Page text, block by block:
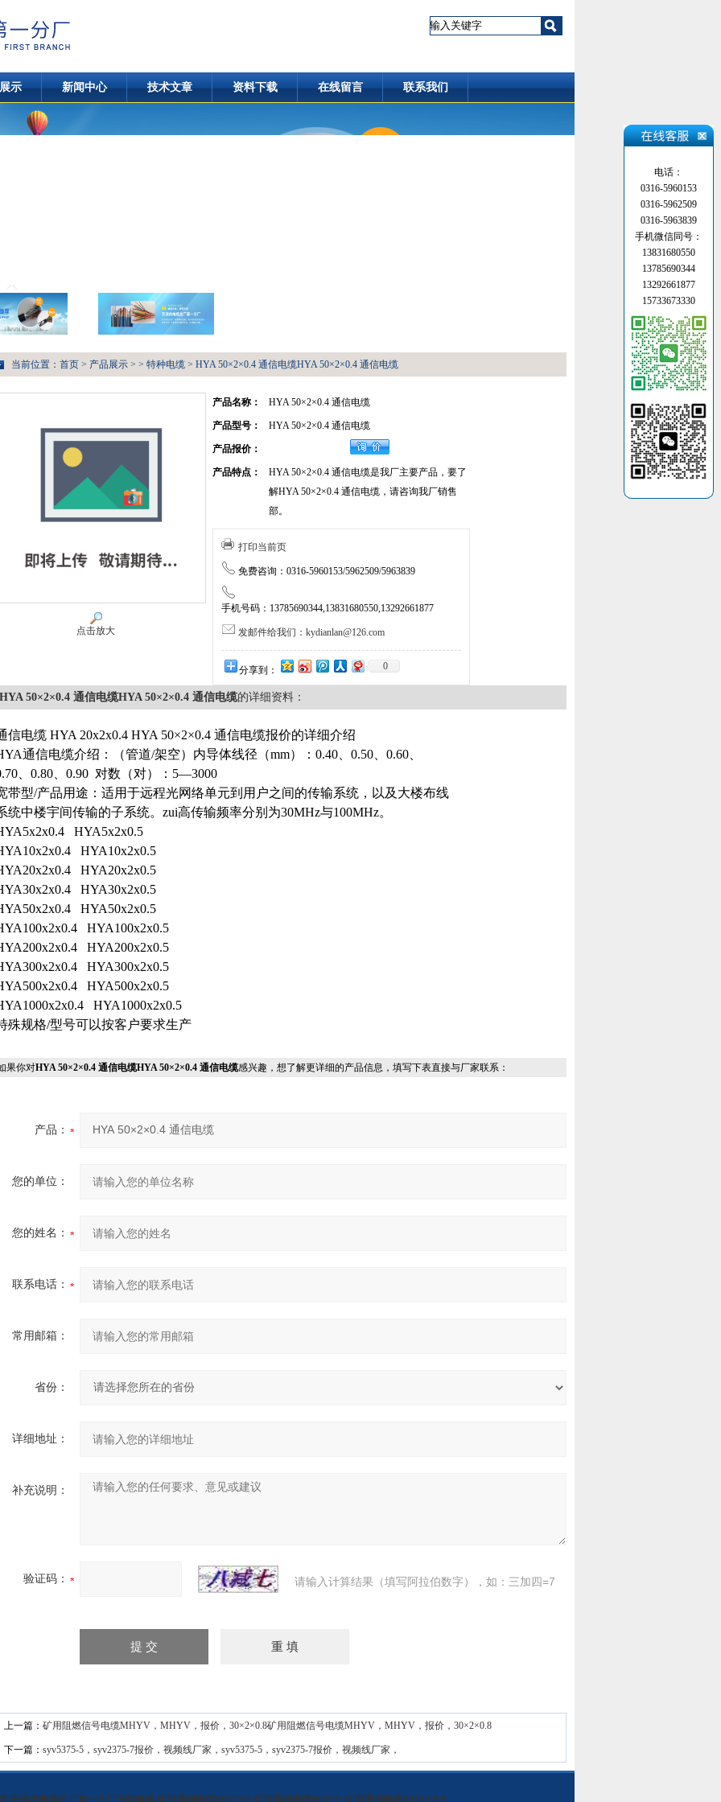
示 新闻中心 技术文章 资料下载 在线留言 联系我们
当前位置： 首页 > 产品展示 > > 特种电缆 > HYA 50×2×0.4 通信电缆HYA 50×2×0.4 通信电缆
点击放大
产品名称： HYA 50×2×0.4 通信电缆
产品型号： HYA 50×2×0.4 通信电缆
产品报价：
产品特点：
HYA 50×2×0.4 通信电缆是我厂主要产品，要了
解HYA 50×2×0.4 通信电缆，请咨询我厂销售
部。
打印当前页
免费咨询：0316-5960153/5962509/5963839
手机号码：13785690344,13831680550,13292661877
发邮件给我们：kydianlan@126.com
分享到： 0
HYA 50×2×0.4 通信电缆HYA 50×2×0.4 通信电缆的详细资料：
信电缆 HYA 20x2x0.4 HYA 50×2×0.4 通信电缆报价的详细介绍
通信电缆介绍：（管道/架空）内导体线径（mm）：0.40、0.50、0.60、
、0.80、0.90 对数（对）：5—3000
带型/产品用途：适用于远程光网络单元到用户之间的传输系统，以及大楼布线
统中楼宇间传输的子系统。zui高传输频率分别为30MHz与100MHz。
HYA5x2x0.5
HYA10x2x0.5
HYA20x2x0.5
HYA30x2x0.5
HYA50x2x0.5
HYA100x2x0.5
HYA200x2x0.5
HYA300x2x0.5
HYA500x2x0.5
HYA1000x2x0.5
殊规格/型号可以按客户要求生产
你对HYA 50×2×0.4 通信电缆HYA 50×2×0.4 通信电缆感兴趣，想了解更详细的产品信息，填写下表直接与厂家联系：
产品：
您的单位：
您的姓名：
联系电话：
常用邮箱：
省份：
详细地址：
补充说明：
验证码： 请输入计算结果（填写阿拉伯数字），如：三加四=7
上一篇： 矿用阻燃信号电缆MHYV，MHYV，报价，30×2×0.8矿用阻燃信号电缆MHYV，MHYV，报价，30×2×0.8
下一篇： syv5375-5，syv2375-7报价，视频线厂家，syv5375-5，syv2375-7报价，视频线厂家，
, 天津市电缆总厂第一分厂天联电缆, 矿用通信电缆MHYVP, 矿用通信电缆MHYV 矿用通信电缆MHYVRP
电话：
0316-5960153
0316-5962509
0316-5963839
手机微信同号：
13831680550
13785690344
13292661877
15733673330